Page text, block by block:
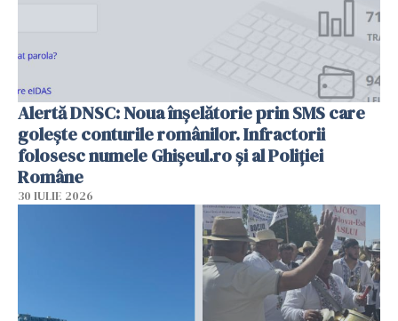
Alertă DNSC: Noua înșelătorie prin SMS care
golește conturile românilor. Infractorii
folosesc numele Ghișeul.ro și al Poliției
Române
30 IULIE 2026